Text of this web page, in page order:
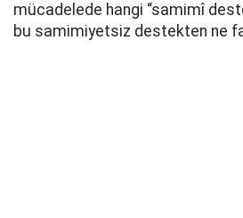
mücadelede hangi “samimî
bu samimiyetsiz destekten ne